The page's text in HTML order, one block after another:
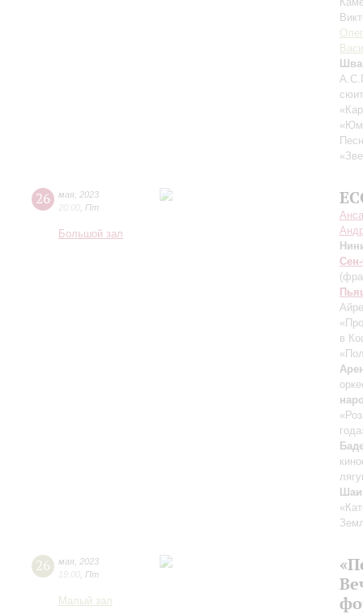
26 мая 2023
20:00 Пт
Большой зал
в
26 мая 2023
19:00 Пт
Малый зал